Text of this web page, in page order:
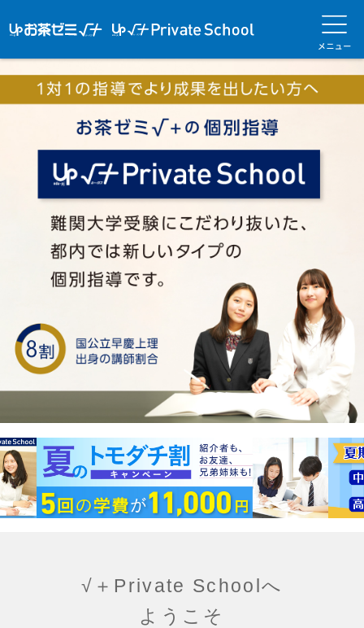
ミ√＋（ルー
（ルータス）PS
メニ
ュー
√＋Private Schoolへ
ようこそ